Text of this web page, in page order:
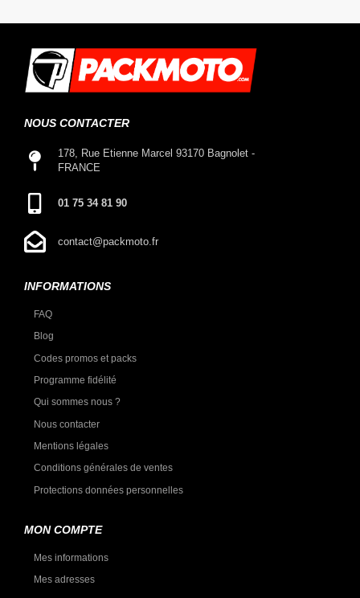
NOUS CONTACTER
178, Rue Etienne Marcel 93170 Bagnolet -
FRANCE
01 75 34 81 90
contact@packmoto.fr
INFORMATIONS
FAQ
Blog
Codes promos et packs
Programme fidélité
Qui sommes nous ?
Nous contacter
Mentions légales
Conditions générales de ventes
Protections données personnelles
MON COMPTE
Mes informations
Mes adresses